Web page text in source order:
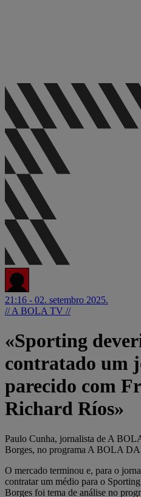
21:16 - 02. setembro 2025.
// A BOLA TV //
«Sporting
contratado um
parecido com
Richard Ríos»
Paulo Cunha, jornalista de A
Borges, no programa A BOLA
O mercado terminou e, para o
contratar um médio para o
Borges foi tema de análise no